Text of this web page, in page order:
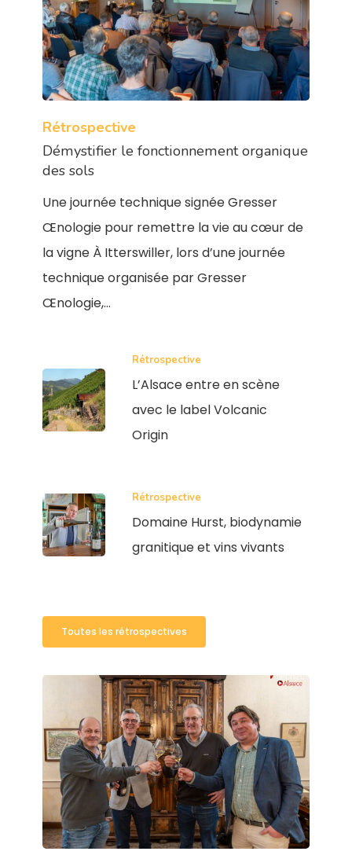
Rétrospective
Démystifier le fonctionnement organique
des sols
Une journée technique signée Gresser
Œnologie pour remettre la vie au cœur de
la vigne À Itterswiller, lors d’une journée
technique organisée par Gresser
Œnologie,…
Rétrospective
L’Alsace entre en scène
avec le label Volcanic
Origin
Rétrospective
Domaine Hurst, biodynamie
granitique et vins vivants
Toutes les rétrospectives